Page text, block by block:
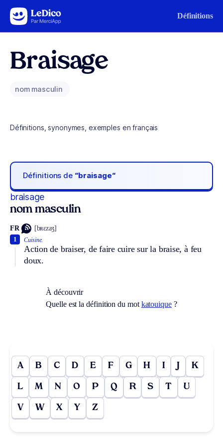
Aller au contenu Définitions
Braisage
nom masculin
Définitions, synonymes, exemples en français
Définitions de “braisage“
braisage
nom masculin
FR [bʀɛzaʒ]
Cuisine.
Action de braiser, de faire cuire sur la braise, à feu
doux.
1
À découvrir
Quelle est la définition du mot katouique?
A B C D E F G H I J K
L M N O P Q R S T U
V W X Y Z